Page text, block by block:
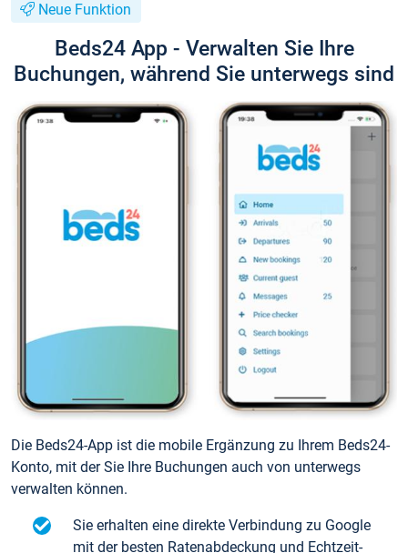
Neue Funktion
Beds24 App - Verwalten Sie Ihre
Buchungen, während Sie unterwegs sind
Die Beds24-App ist die mobile Ergänzung zu Ihrem Beds24-
Konto, mit der Sie Ihre Buchungen auch von unterwegs
verwalten können.
Sie erhalten eine direkte Verbindung zu Google
mit der besten Ratenabdeckung und Echtzeit-